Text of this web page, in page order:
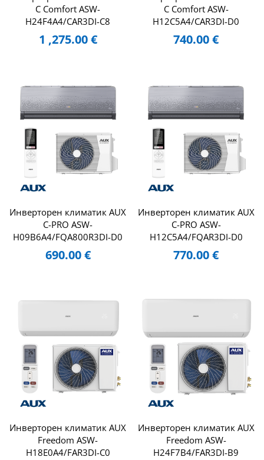
C Comfort ASW-
H24F4A4/CAR3DI-C8
1 ,275.00€
C Comfort ASW-
H12C5A4/CAR3DI-D0
740.00€
Инверторен климатик AUX
C-PRO ASW-
H09B6A4/FQA800R3DI-D0
690.00€
Инверторен климатик AUX
C-PRO ASW-
H12C5A4/FQAR3DI-D0
770.00€
Инверторен климатик AUX
Freedom ASW-
H18E0A4/FAR3DI-C0
Инверторен климатик AUX
Freedom ASW-
H24F7B4/FAR3DI-B9